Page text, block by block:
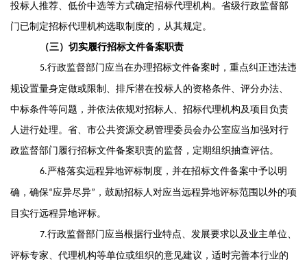
投标人推荐、低价中选等方式确定招标代理机构。 省级行政监督部
门已制定招标代理机构选取制度的 ， 从其规定。
（三）切实履行招标文件备案职责
5.行政监督部门 应当在办理招标文件备案时， 重点纠正违法违
规设置量身定做或限制、 排斥潜在投标人的资格条件、评分办法、
中标条件等问题 ， 并依法依规对招标人、招标代理机构及项目负责
人进行处理。 省、市公共资源交易管理委员会办公室应当加强对行
政监督部门履行招标文件备案职责的监督 ， 定期组织抽查评估。
6.严格落实远程异地评标制度， 并在招标文件备案中予以明
确 ， 确保“应异尽异” ， 鼓励招标人对应当远程异地评标范围以外的项
目 实行远程异地评标。
7.行政监督部门 应当根据行业特点、发展要求以及 业主单位、
评标专家、代理机构等单位或组织的意见建议 ， 适时完善本行业的